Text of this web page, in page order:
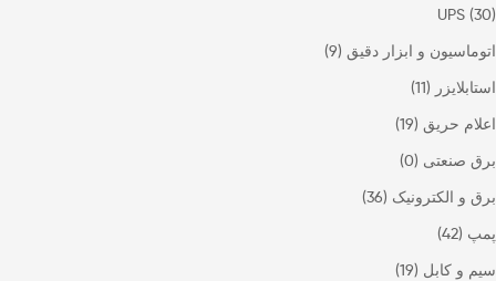
UPS (30)
اتوماسیون و ابزار دقیق (9)
استابلایزر (11)
اعلام حریق (19)
برق صنعتی (0)
برق و الکترونیک (36)
پمپ (42)
سیم و کابل (19)